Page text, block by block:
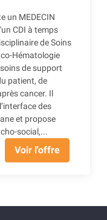
un MEDECIN
CDI à temps
de Soins
Hématologie
de support
patient, de
cancer. Il
des
et propose
social,...
Voir l'offre